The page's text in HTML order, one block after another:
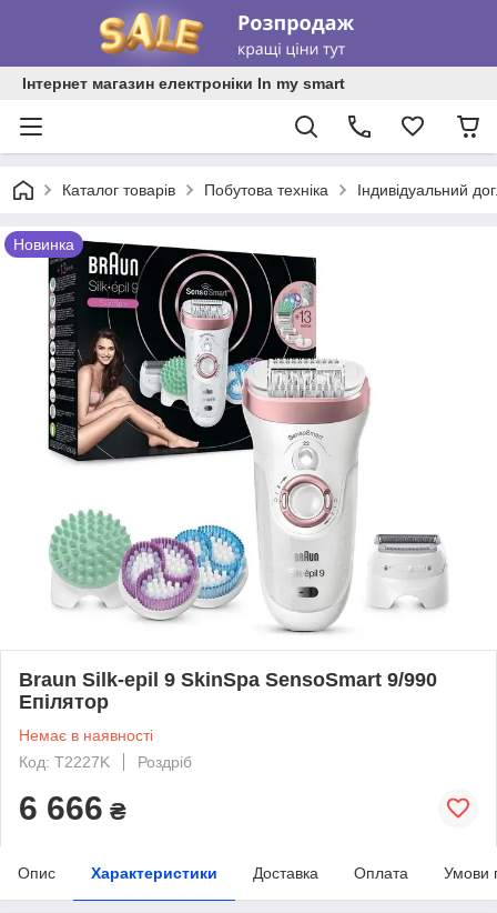
Інтернет магазин електроніки In my smart
Каталог товарів Побутова техніка Індивідуальний
Новинка
Braun Silk-epil 9 SkinSpa SensoSmart 9/990
Епілятор
Немає в наявності
Код: T2227K
Роздріб
6 666 ₴
Опис Характеристики Доставка Оплата Умови